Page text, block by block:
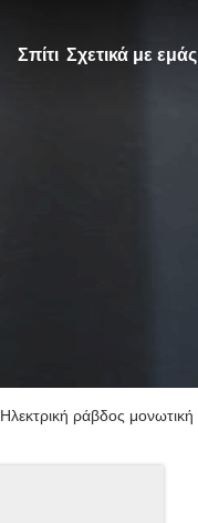
Σπίτι Σχετικά με εμάς
Ηλεκτρική ράβδος μονωτική